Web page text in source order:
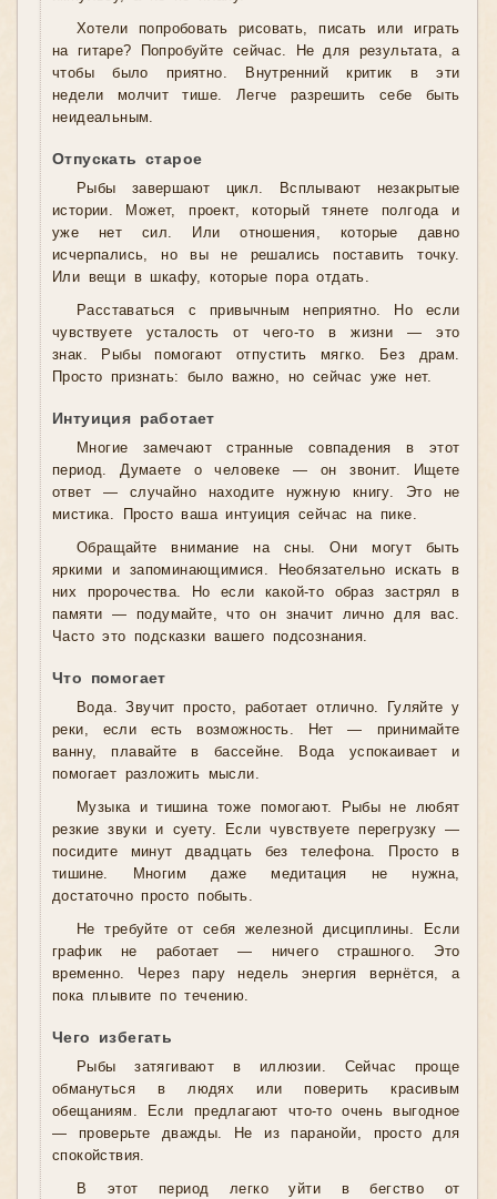
Хотели попробовать рисовать, писать или играть
на гитаре? Попробуйте сейчас. Не для результата, а
чтобы было приятно. Внутренний критик в эти
недели молчит тише. Легче разрешить себе быть
неидеальным.
Отпускать старое
Рыбы завершают цикл. Всплывают незакрытые
истории. Может, проект, который тянете полгода и
уже нет сил. Или отношения, которые давно
исчерпались, но вы не решались поставить точку.
Или вещи в шкафу, которые пора отдать.
Расставаться с привычным неприятно. Но если
чувствуете усталость от чего-то в жизни — это
знак. Рыбы помогают отпустить мягко. Без драм.
Просто признать: было важно, но сейчас уже нет.
Интуиция работает
Многие замечают странные совпадения в этот
период. Думаете о человеке — он звонит. Ищете
ответ — случайно находите нужную книгу. Это не
мистика. Просто ваша интуиция сейчас на пике.
Обращайте внимание на сны. Они могут быть
яркими и запоминающимися. Необязательно искать в
них пророчества. Но если какой-то образ застрял в
памяти — подумайте, что он значит лично для вас.
Часто это подсказки вашего подсознания.
Что помогает
Вода. Звучит просто, работает отлично. Гуляйте у
реки, если есть возможность. Нет — принимайте
ванну, плавайте в бассейне. Вода успокаивает и
помогает разложить мысли.
Музыка и тишина тоже помогают. Рыбы не любят
резкие звуки и суету. Если чувствуете перегрузку —
посидите минут двадцать без телефона. Просто в
тишине. Многим даже медитация не нужна,
достаточно просто побыть.
Не требуйте от себя железной дисциплины. Если
график не работает — ничего страшного. Это
временно. Через пару недель энергия вернётся, а
пока плывите по течению.
Чего избегать
Рыбы затягивают в иллюзии. Сейчас проще
обмануться в людях или поверить красивым
обещаниям. Если предлагают что-то очень выгодное
— проверьте дважды. Не из паранойи, просто для
спокойствия.
В этот период легко уйти в бегство от